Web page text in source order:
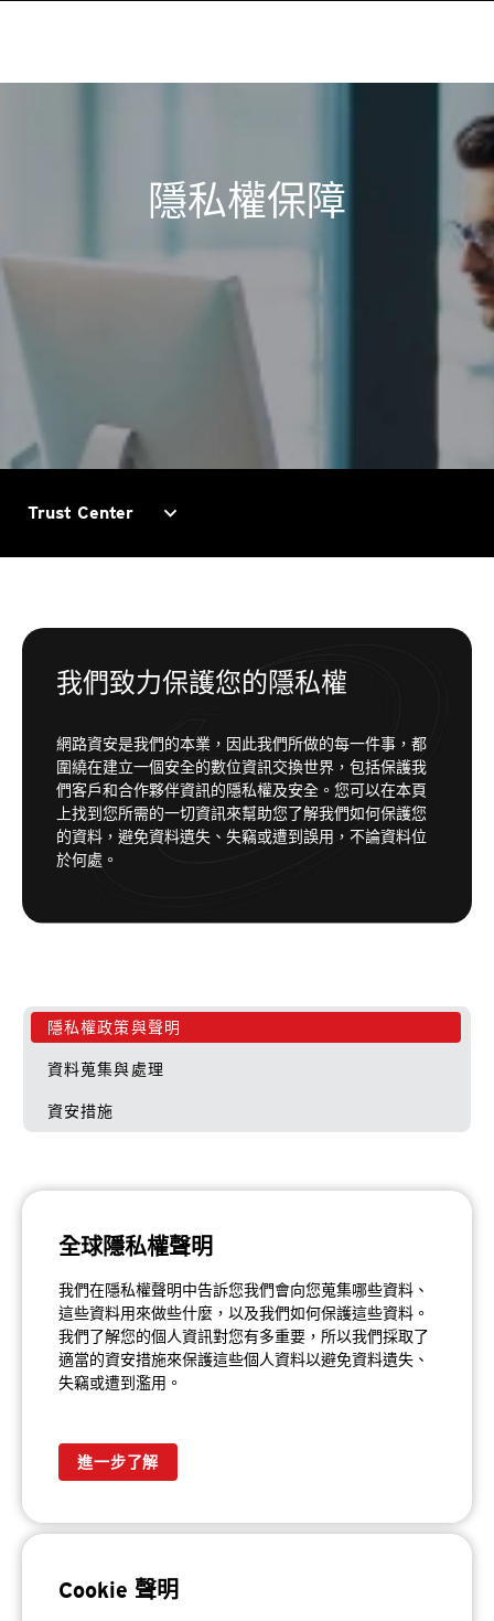
隱私權保障
Trust Center expand_more
我們致力保護您的隱私權
網路資安是我們的本業，因此我們所做的每一件事，都
圍繞在建立一個安全的數位資訊交換世界，包括保護我
們客戶和合作夥伴資訊的隱私權及安全。您可以在本頁
上找到您所需的一切資訊來幫助您了解我們如何保護您
的資料，避免資料遺失、失竊或遭到誤用，不論資料位
於何處。
隱私權政策與聲明
資料蒐集與處理
資安措施
全球隱私權聲明
我們在隱私權聲明中告訴您我們會向您蒐集哪些資料、
這些資料用來做些什麼，以及我們如何保護這些資料。
我們了解您的個人資訊對您有多重要，所以我們採取了
適當的資安措施來保護這些個人資料以避免資料遺失、
失竊或遭到濫用。
進一步了解
Cookie 聲明